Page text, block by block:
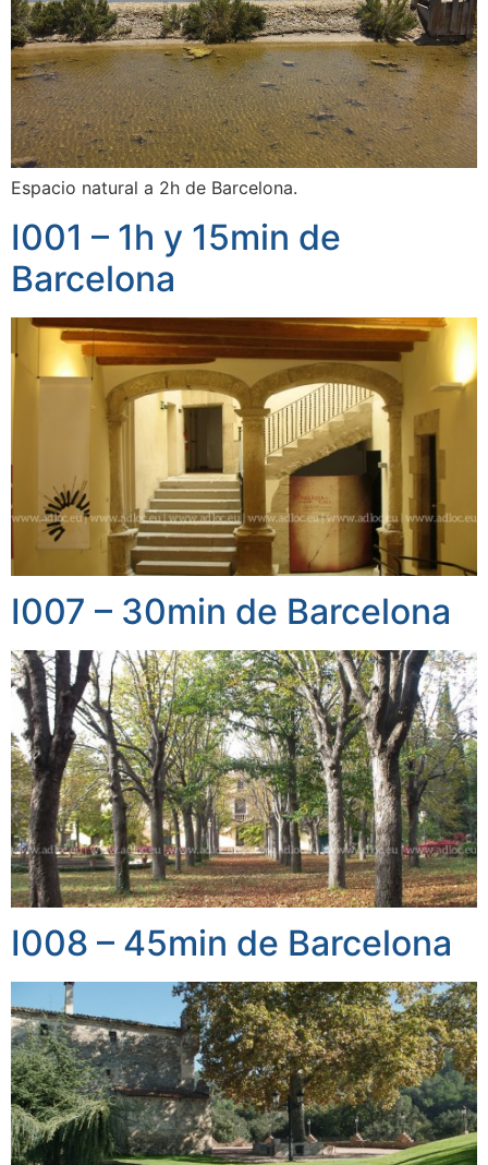
Espacio natural a 2h de Barcelona.
I001 – 1h y 15min de
Barcelona
I007 – 30min de Barcelona
I008 – 45min de Barcelona